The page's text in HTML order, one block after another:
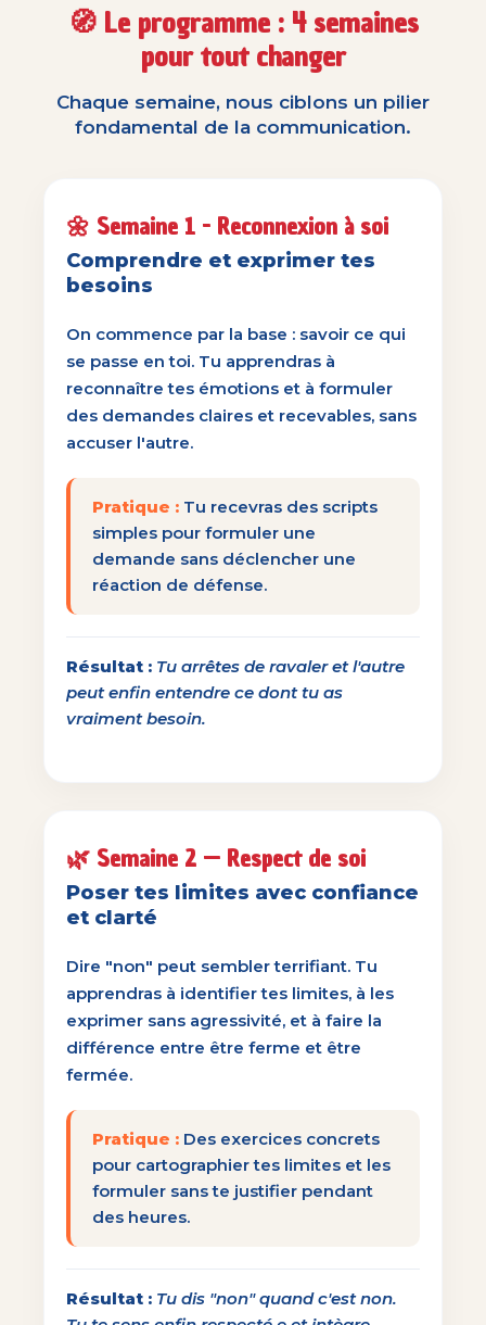
🧭 Le programme : 4 semaines
pour tout changer
Chaque semaine, nous ciblons un pilier
fondamental de la communication.
🌼 Semaine 1 - Reconnexion à soi
Comprendre et exprimer tes
besoins
On commence par la base : savoir ce qui
se passe en toi. Tu apprendras à
reconnaître tes émotions et à formuler
des demandes claires et recevables, sans
accuser l'autre.
Pratique : Tu recevras des scripts
simples pour formuler une
demande sans déclencher une
réaction de défense.
Résultat : Tu arrêtes de ravaler et l'autre
peut enfin entendre ce dont tu as
vraiment besoin.
🌿 Semaine 2 — Respect de soi
Poser tes limites avec confiance
et clarté
Dire "non" peut sembler terrifiant. Tu
apprendras à identifier tes limites, à les
exprimer sans agressivité, et à faire la
différence entre être ferme et être
fermée.
Pratique : Des exercices concrets
pour cartographier tes limites et les
formuler sans te justifier pendant
des heures.
Résultat : Tu dis "non" quand c'est non.